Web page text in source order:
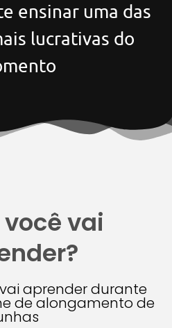
ensinar uma das
lucrativas do
você vai
aprender durante
de alongamento de